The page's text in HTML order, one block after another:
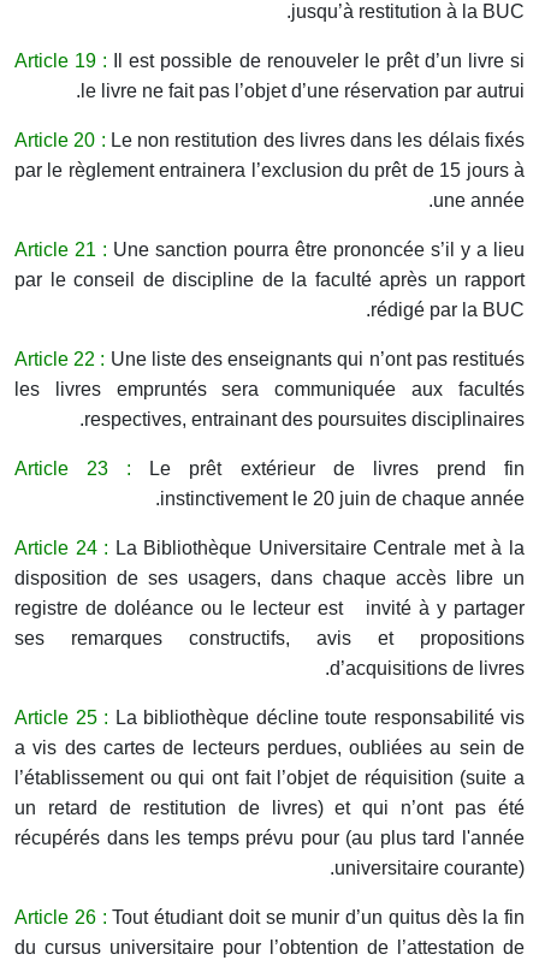
jusqu’à restitution à la BUC.
Article 19 :
Il est possible de renouveler le prêt d’un livre si
le livre ne fait pas l’objet d’une réservation par autrui.
Article 20 : Le non restitution des livres dans les délais fixés
par le règlement entrainera l’exclusion du prêt de 15 jours à
une année.
Article 21 : Une sanction pourra être prononcée s’il y a lieu
par le conseil de discipline de la faculté après un rapport
rédigé par la BUC.
Article 22 : Une liste des enseignants qui n’ont pas restitués
les livres empruntés sera communiquée aux facultés
respectives, entrainant des poursuites disciplinaires.
Article 23 :
Le prêt extérieur de livres prend fin
instinctivement le 20 juin de chaque année.
Article 24 : La Bibliothèque Universitaire Centrale met à la
disposition de ses usagers, dans chaque accès libre un
registre de doléance ou le lecteur est invité à y partager
ses remarques constructifs, avis et propositions
d’acquisitions de livres.
Article 25 : La bibliothèque décline toute responsabilité vis
a vis des cartes de lecteurs perdues, oubliées au sein de
l’établissement ou qui ont fait l’objet de réquisition (suite a
un retard de restitution de livres) et qui n’ont pas été
récupérés dans les temps prévu pour (au plus tard l'année
universitaire courante).
Article 26 : Tout étudiant doit se munir d’un quitus dès la fin
du cursus universitaire pour l’obtention de l’attestation de